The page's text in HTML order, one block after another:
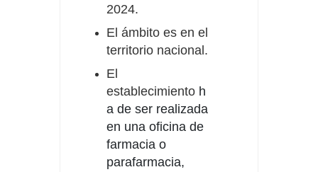
2024.
El ámbito es en el
territorio nacional.
El
establecimiento h
a de ser realizada
en una oficina de
farmacia o
parafarmacia,